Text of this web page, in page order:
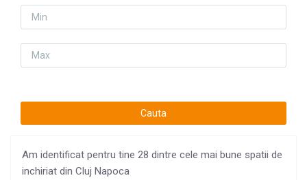
Am identificat pentru tine 28 dintre cele mai bune spatii de
inchiriat din Cluj Napoca